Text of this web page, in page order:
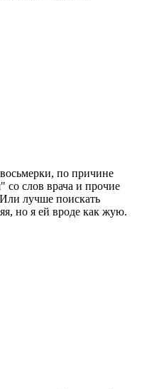
по причине
со слов врача и прочие
лучше поискать
но я ей вроде как жую.